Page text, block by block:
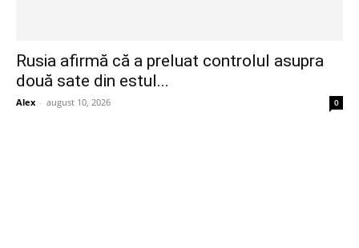
Rusia afirmă că a preluat controlul asupra
două sate din estul...
Alex - august 10, 2026 0